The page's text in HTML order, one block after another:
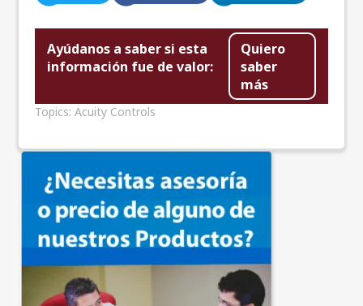
Ayúdanos a saber si esta
información fue de valor:
Quiero
saber
más
Topics:Acuity Controls